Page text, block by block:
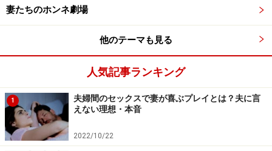
妻たちのホンネ劇場
他のテーマも見る
人気記事ランキング
1
夫婦間のセックスで妻が喜ぶプレイとは？夫に言
えない理想・本音
2022/10/22